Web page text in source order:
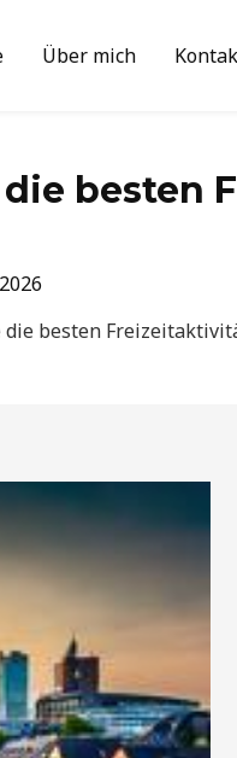
Über mich
besten
die besten